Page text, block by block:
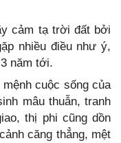
cảm tạ trời đất bởi
nhiều điều như ý,
năm tới.
cuộc sống của
mâu thuẫn, tranh
thị phi cũng dồn
căng thẳng, mệt